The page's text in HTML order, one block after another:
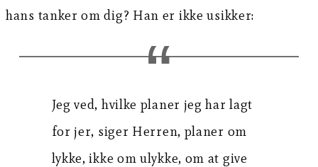
hans tanker om dig? Han er ikke usikker:
Jeg ved, hvilke planer jeg har lagt
for jer, siger Herren, planer om
lykke, ikke om ulykke, om at give